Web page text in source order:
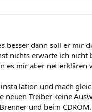
besser dann soll er mir
nichts erwarte ich nicht
mir aber net erklären
und mach
Treiber keine
und beim CDROM.